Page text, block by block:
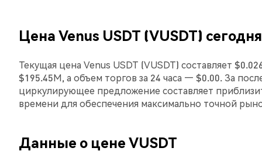
Цена Venus USDT (VUSDT) сегодня
Текущая цена Venus USDT (VUSDT) составляет
$195.45M, а объем торгов за 24 часа — $0.00. За
циркулирующее предложение составляет
времени для обеспечения максимально точной
Данные о цене VUSDT